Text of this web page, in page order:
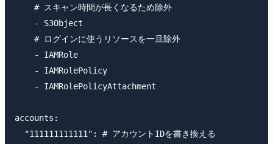
    # スキャン時間が長くなるため除外
    - S3Object
    # ログインに使うリソースを一旦除外
    - IAMRole
    - IAMRolePolicy
    - IAMRolePolicyAttachment
accounts:
  "111111111111": # アカウントIDを書き換える